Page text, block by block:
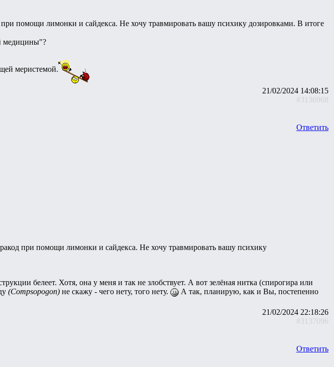
помощи лимонки и сайдекса. Не хочу травмировать вашу психику дозировками. В итоге
медицины"?
меристемой.
21/02/2024 14:08:15
#3136968
Ответить
при помощи лимонки и сайдекса. Не хочу травмировать вашу психику
белеет. Хотя, она у меня и так не злобствует. А вот зелёная нитка (спирогира или
(Compsopogon) не скажу - чего нету, того нету.
А так, планирую, как и Вы, постепенно
21/02/2024 22:18:26
#3137096
Ответить